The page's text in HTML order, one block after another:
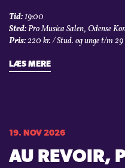
Tid:19:00
Sted:Pro Musica Salen, Odense
Pris:220 kr. / Stud. og unge t/m 29
LÆS MERE
19. NOV 2026
AU REVOIR,